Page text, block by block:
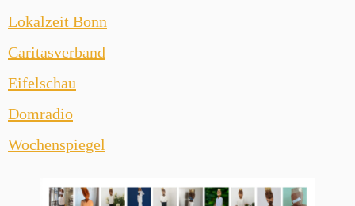
Lokalzeit Bonn
Caritasverband
Eifelschau
Domradio
Wochenspiegel